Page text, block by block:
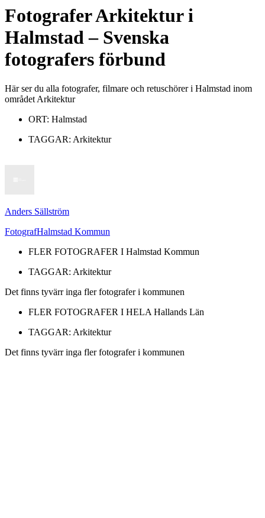
FotograferArkitekturi
Halmstad– Svenska
fotografers förbund
Här ser du alla fotografer, filmare och retuschörer i Halmstad inom
området Arkitektur
ORT: Halmstad
TAGGAR: Arkitektur
Anders Sällström
FotografHalmstad Kommun
FLER FOTOGRAFER I Halmstad Kommun
TAGGAR: Arkitektur
Det finns tyvärr inga fler fotografer i kommunen
FLER FOTOGRAFER I HELA Hallands Län
TAGGAR: Arkitektur
Det finns tyvärr inga fler fotografer i kommunen